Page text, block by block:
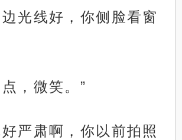
光线好，你侧脸看窗
，微笑。”
严肃啊，你以前拍照